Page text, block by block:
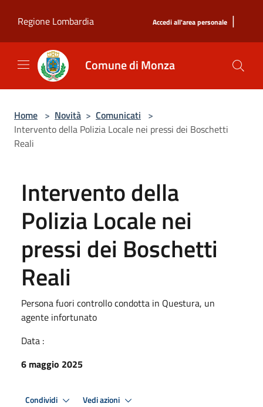
Regione Lombardia
Accedi all'area personale |
Comune di Monza
Home > Novità > Comunicati >
Intervento della Polizia Locale nei pressi dei Boschetti
Reali
Intervento della
Polizia Locale nei
pressi dei Boschetti
Reali
Persona fuori controllo condotta in Questura, un
agente infortunato
Data :
6 maggio 2025
Condividi Vedi azioni